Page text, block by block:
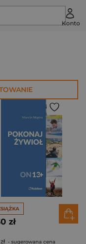
Konto
zł
- sugerowana cena